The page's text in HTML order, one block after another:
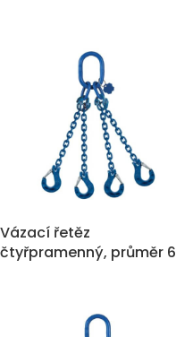
Vázací řetěz
čtyřpramenný, průměr 6